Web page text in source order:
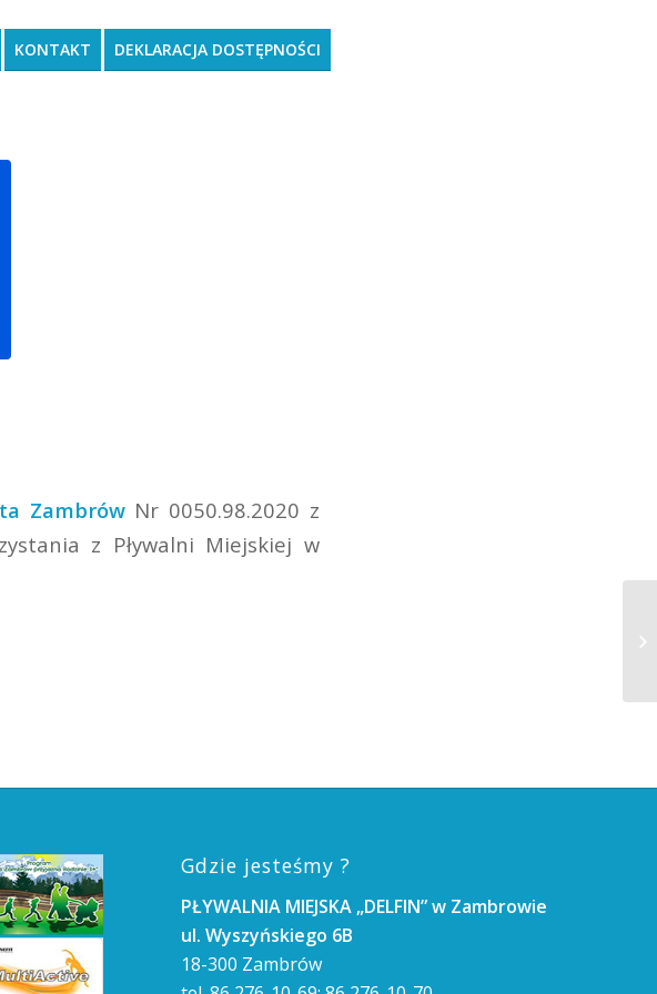
KONTAKT DEKLARACJA DOSTĘPNOŚCI
ZambrówNr 0050.98.2020 z
z Pływalni Miejskiej w
Gdzie jesteśmy ?
PŁYWALNIA MIEJSKA „DELFIN” w Zambrowie
ul. Wyszyńskiego 6B
18-300 Zambrów